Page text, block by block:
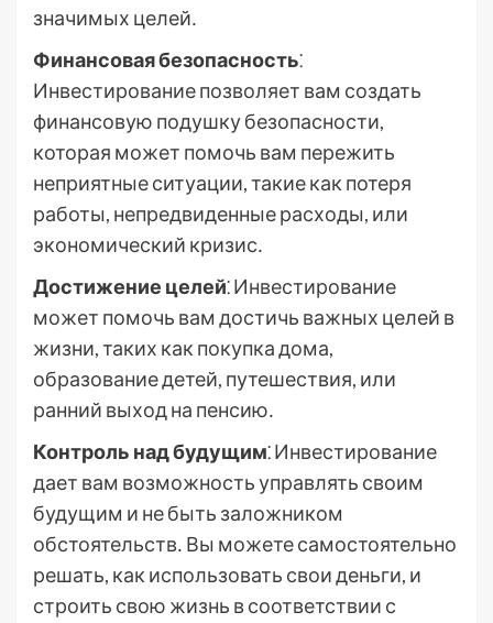
значимых целей․
Финансовая безопасность⁚
Инвестирование позволяет вам создать
финансовую подушку безопасности,
которая может помочь вам пережить
неприятные ситуации, такие как потеря
работы, непредвиденные расходы, или
экономический кризис․
Достижение целей⁚ Инвестирование
может помочь вам достичь важных целей в
жизни, таких как покупка дома,
образование детей, путешествия, или
ранний выход на пенсию․
Контроль над будущим⁚ Инвестирование
дает вам возможность управлять своим
будущим и не быть заложником
обстоятельств․ Вы можете самостоятельно
решать, как использовать свои деньги, и
строить свою жизнь в соответствии с